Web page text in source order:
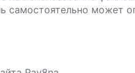
самостоятельно может